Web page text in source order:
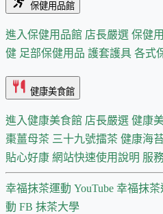
保健用品館
進入保健用品館 店長嚴選 保健
健 足部保健用品 護套護具 各式
健康美食館
進入健康美食館 店長嚴選 健康
棗薑母茶 三十九號擂茶 健康海
貼心好康 網站快速使用說明 服
幸福抹茶運動 YouTube 幸福抹茶
動 FB 抹茶大學